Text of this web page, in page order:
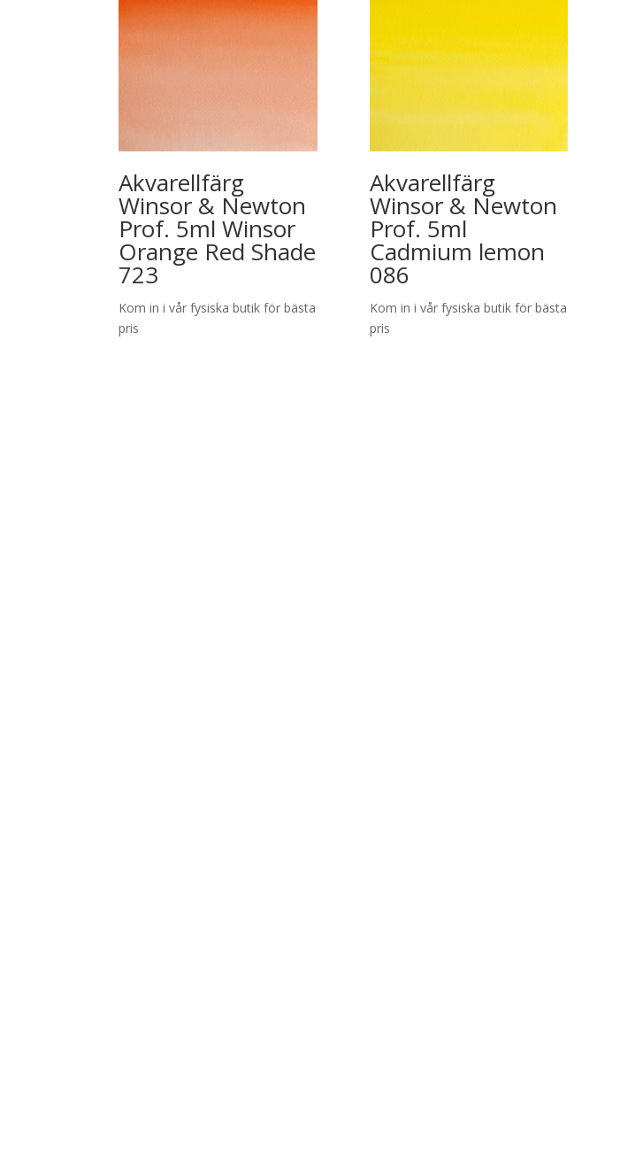
Akvarellfärg
Winsor & Newton
Prof. 5ml Winsor
Orange Red Shade
723
Kom in i vår fysiska butik för bästa
pris
Akvarellfärg
Winsor & Newton
Prof. 5ml
Cadmium lemon
086
Kom in i vår fysiska butik för bästa
pris